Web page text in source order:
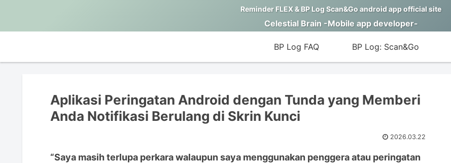
Reminder FLEX & BP Log Scan&Go android app official site
Celestial Brain -Mobile app developer-
BP Log FAQ BP Log: Scan&Go
Aplikasi Peringatan Android dengan Tunda yang Memberi
Anda Notifikasi Berulang di Skrin Kunci
2026.03.22
“Saya masih terlupa perkara walaupun saya menggunakan penggera atau peringatan